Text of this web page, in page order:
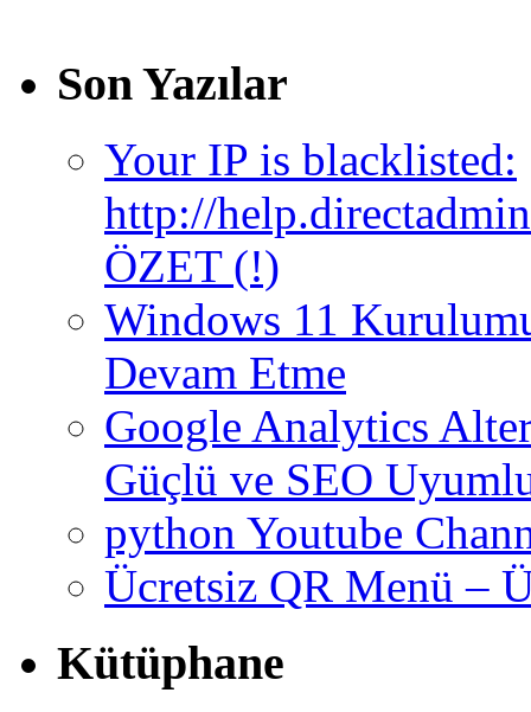
Son Yazılar
Your IP is blacklisted:
http://
ÖZET (!)
Windows 11
Devam Etme
Google Analytics
Güçlü ve SEO
python Youtube
Ücretsiz QR Menü –
Kütüphane